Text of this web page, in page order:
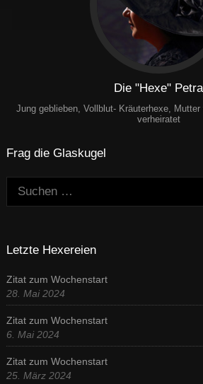
Die "Hexe" Petra
Jung geblieben, Vollblut- Kräuterhexe,
verheiratet
Frag die Glaskugel
Suchen:
Letzte Hexereien
Zitat zum Wochenstart
28. Mai 2024
Zitat zum Wochenstart
6. Mai 2024
Zitat zum Wochenstart
25. März 2024